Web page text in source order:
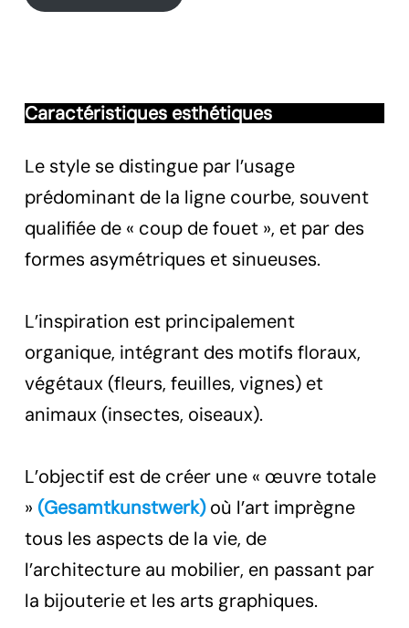
Caractéristiques esthétiques
Le style se distingue par l’usage
prédominant de la ligne courbe, souvent
qualifiée de « coup de fouet », et par des
formes asymétriques et sinueuses.
L’inspiration est principalement
organique, intégrant des motifs floraux,
végétaux (fleurs, feuilles, vignes) et
animaux (insectes, oiseaux).
L’objectif est de créer une « œuvre totale
» (Gesamtkunstwerk)où l’art imprègne
tous les aspects de la vie, de
l’architecture au mobilier, en passant par
la bijouterie et les arts graphiques.